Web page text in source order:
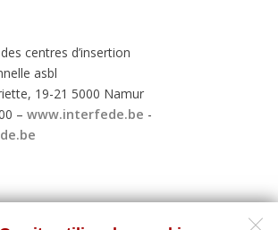
centres d’insertion
asbl
19-21 5000 Namur
–www.interfede.be -